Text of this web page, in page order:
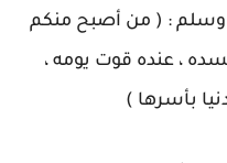
وسلم : ( من أصبح منكم
، عنده قوت يومه ،
بأسرها )